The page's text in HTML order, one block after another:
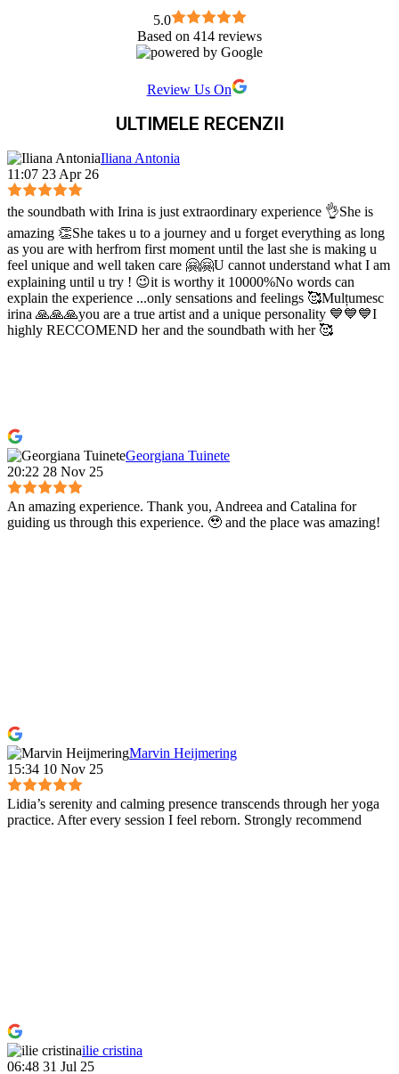
5.0
Based on 414 reviews
Review Us On
ULTIMELE RECENZII
Iliana Antonia
11:07 23 Apr 26
the soundbath with Irina is just extraordinary experience 👌She is
amazing 👏She takes u to a journey and u forget everything as long
as you are with herfrom first moment until the last she is making u
feel unique and well taken care 🤗🤗U cannot understand what I am
explaining until u try ! 😉it is worthy it 10000%No words can
explain the experience ...only sensations and feelings 🥰Mulțumesc
irina 🙏🙏🙏you are a true artist and a unique personality 💙💙💙I
highly RECCOMEND her and the soundbath with her 🥰
Georgiana Tuinete
20:22 28 Nov 25
An amazing experience. Thank you, Andreea and Catalina for
guiding us through this experience. 🥹 and the place was amazing!
Marvin Heijmering
15:34 10 Nov 25
Lidia’s serenity and calming presence transcends through her yoga
practice. After every session I feel reborn. Strongly recommend
ilie cristina
06:48 31 Jul 25